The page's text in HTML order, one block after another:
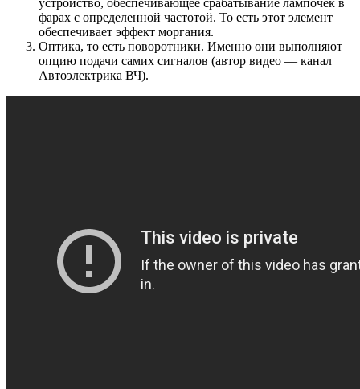
устройство, обеспечивающее срабатывание лампочек в
фарах с определенной частотой. То есть этот элемент
обеспечивает эффект моргания.
Оптика, то есть поворотники. Именно они выполняют
опцию подачи самих сигналов (автор видео — канал
Автоэлектрика ВЧ).